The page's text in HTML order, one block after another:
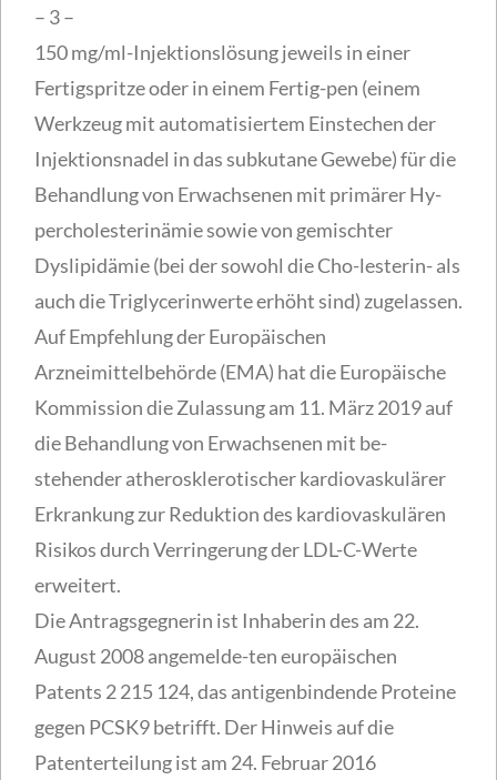
– 3 –
150 mg/ml-Injektionslösung jeweils in einer
Fertigspritze oder in einem Fertig-pen (einem
Werkzeug mit automatisiertem Einstechen der
Injektionsnadel in das subkutane Gewebe) für die
Behandlung von Erwachsenen mit primärer Hy-
percholesterinämie sowie von gemischter
Dyslipidämie (bei der sowohl die Cho-lesterin- als
auch die Triglycerinwerte erhöht sind) zugelassen.
Auf Empfehlung der Europäischen
Arzneimittelbehörde (EMA) hat die Europäische
Kommission die Zulassung am 11. März 2019 auf
die Behandlung von Erwachsenen mit be-
stehender atherosklerotischer kardiovaskulärer
Erkrankung zur Reduktion des kardiovaskulären
Risikos durch Verringerung der LDL-C-Werte
erweitert.
Die Antragsgegnerin ist Inhaberin des am 22.
August 2008 angemelde-ten europäischen
Patents 2 215 124, das antigenbindende Proteine
gegen PCSK9 betrifft. Der Hinweis auf die
Patenterteilung ist am 24. Februar 2016